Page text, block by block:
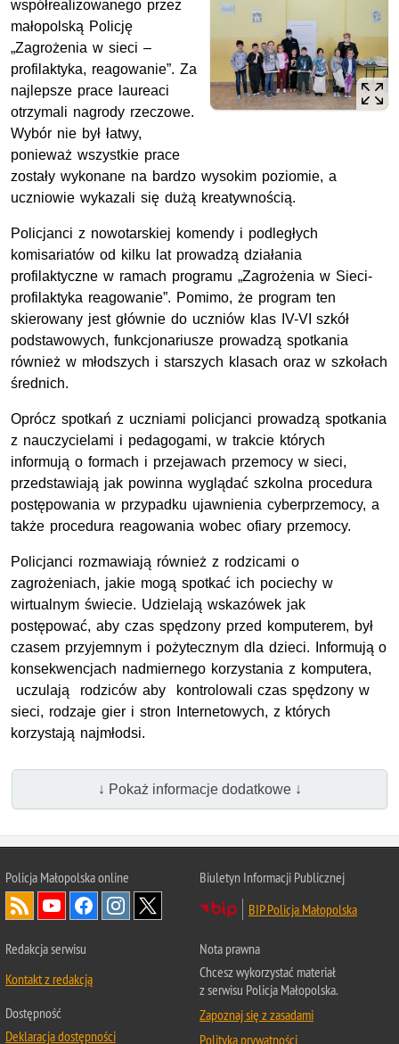
współrealizowanego przez
małopolską Policję
„Zagrożenia w sieci –
profilaktyka, reagowanie”. Za
najlepsze prace laureaci
otrzymali nagrody rzeczowe.
Wybór nie był łatwy,
ponieważ wszystkie prace
zostały wykonane na bardzo wysokim poziomie, a
uczniowie wykazali się dużą kreatywnością.
Policjanci z nowotarskiej komendy i podległych
komisariatów od kilku lat prowadzą działania
profilaktyczne w ramach programu „Zagrożenia w Sieci-
profilaktyka reagowanie”. Pomimo, że program ten
skierowany jest głównie do uczniów klas IV-VI szkół
podstawowych, funkcjonariusze prowadzą spotkania
również w młodszych i starszych klasach oraz w szkołach
średnich.
Oprócz spotkań z uczniami policjanci prowadzą spotkania
z nauczycielami i pedagogami, w trakcie których
informują o formach i przejawach przemocy w sieci,
przedstawiają jak powinna wyglądać szkolna procedura
postępowania w przypadku ujawnienia cyberprzemocy, a
także procedura reagowania wobec ofiary przemocy.
Policjanci rozmawiają również z rodzicami o
zagrożeniach, jakie mogą spotkać ich pociechy w
wirtualnym świecie. Udzielają wskazówek jak
postępować, aby czas spędzony przed komputerem, był
czasem przyjemnym i pożytecznym dla dzieci. Informują o
konsekwencjach nadmiernego korzystania z komputera,
uczulają rodziców aby kontrolowali czas spędzony w
sieci, rodzaje gier i stron Internetowych, z których
korzystają najmłodsi.
↓ Pokaż informacje dodatkowe ↓
Policja Małopolska online
Biuletyn Informacji Publicznej
BIP Policja Małopolska
Redakcja serwisu
Kontakt z redakcją
Dostępność
Deklaracja dostępności
Nota prawna
Chcesz wykorzystać materiał
z serwisu Policja Małopolska.
Zapoznaj się z zasadami
Polityka prywatności